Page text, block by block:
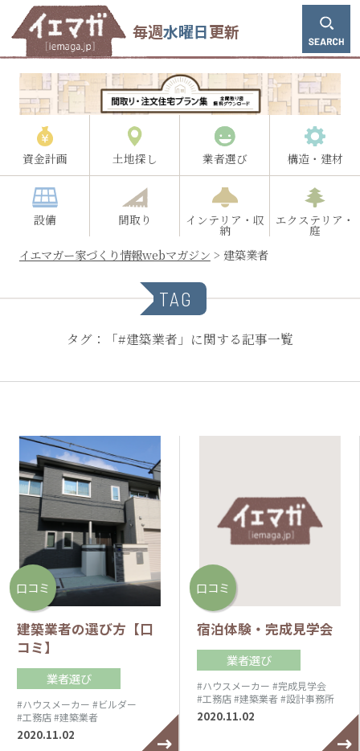
毎週水曜日更新
資金計画 土地探し 業者選び 構造・建材
設備 間取り インテリア・収
納
エクステリア・
庭
イエマガー家づくり情報webマガジン > 建築業者
TAG
タグ：「#建築業者」に関する記事一覧
口コミ
建築業者の選び方【口
コミ】
業者選び
#ハウスメーカー #ビルダー
#工務店#建築業者
2020.11.02
口コミ
宿泊体験・完成見学会
業者選び
#ハウスメーカー #完成見学会
#工務店#建築業者#設計事務所
2020.11.02